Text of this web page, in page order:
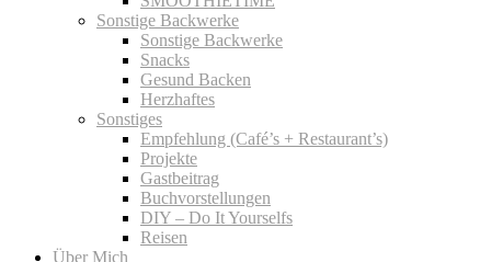
Sonstige Backwerke
Sonstige Backwerke
Snacks
Gesund Backen
Herzhaftes
Sonstiges
Empfehlung (Café’s + Restaurant’s)
Projekte
Gastbeitrag
Buchvorstellungen
DIY – Do It Yourselfs
Reisen
Über Mich